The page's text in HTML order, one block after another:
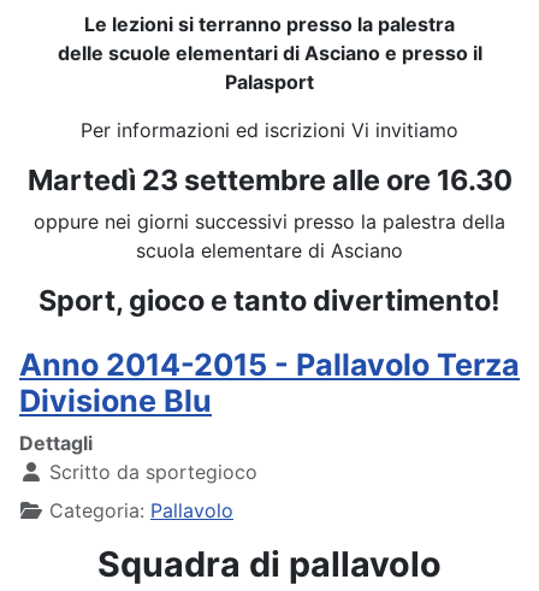
Le lezioni si terranno presso la palestra
delle scuole elementari di Asciano e presso il
Palasport
Per informazioni ed iscrizioni Vi invitiamo
Martedì 23 settembre alle ore 16.30
oppure nei giorni successivi presso la palestra della
scuola elementare di Asciano
Sport, gioco e tanto divertimento!
Anno 2014-2015 - Pallavolo Terza
Divisione Blu
Dettagli
Scritto da sportegioco
Categoria: Pallavolo
Squadra di pallavolo